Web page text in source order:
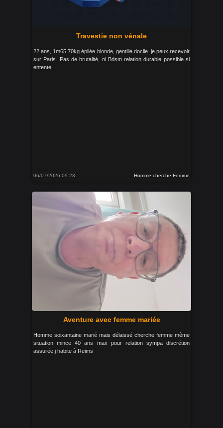
Travestie non vénale
22 ans, 1m65 70kg épilée blonde, gentille docile. je peux recevoir
sur Paris. Pas de brutalité, ni Bdsm relation durable possible si
entente
06/07/2026 09:23 Homme cherche Femme
Aventure avec femme mariée
Homme soixantaine marié mais délaissé cherche femme même
situation mince 40 ans max pour relation sympa discrétion
assurée j habite à Reims